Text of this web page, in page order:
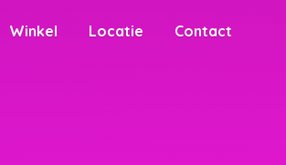
Winkel Locatie Contact